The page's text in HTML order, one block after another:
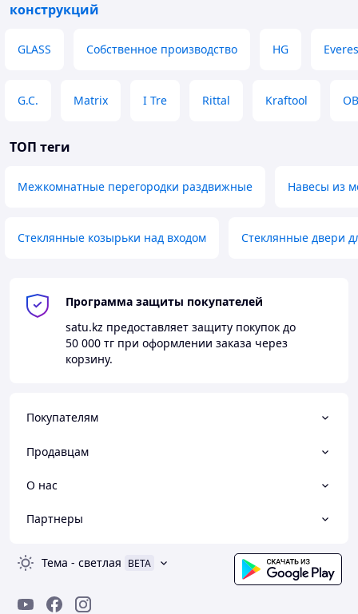
конструкций
GLASS Собственное производство HG
G.C. Matrix I Tre Rittal Kraftool
ТОП теги
Межкомнатные перегородки раздвижные Навесы из
Стеклянные козырьки над входом Стеклянные двери
Программа защиты покупателей
satu.kz предоставляет защиту покупок до
50 000 тг при оформлении заказа через
корзину.
Покупателям
Продавцам
О нас
Партнеры
Тема - светлая BETA